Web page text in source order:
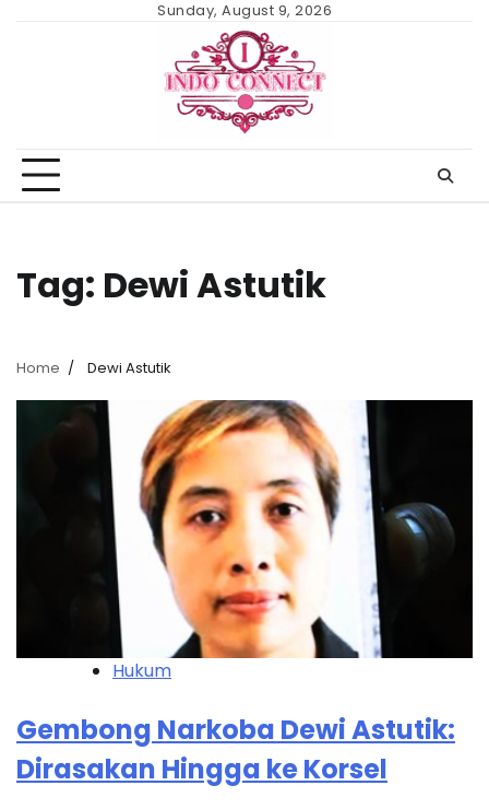
Sunday, August 9, 2026
Tag: Dewi Astutik
Home Dewi Astutik
Hukum
Gembong Narkoba Dewi Astutik:
Dirasakan Hingga ke Korsel